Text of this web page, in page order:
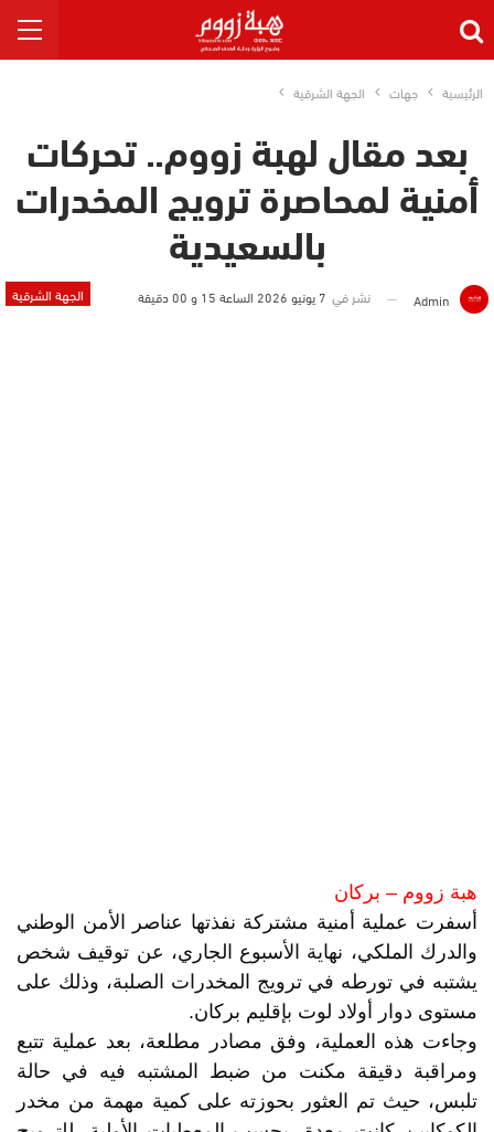
الرئيسية جهات الجهة الشرقية
بعد مقال لهبة زووم.. تحركات
أمنية لمحاصرة ترويج المخدرات
بالسعيدية
الجهة الشرقية Admin نشر في 7 يونيو 2026 الساعة 15 و 00 دقيقة
هبة زووم – بركان
أسفرت عملية أمنية مشتركة نفذتها عناصر الأمن الوطني
والدرك الملكي، نهاية الأسبوع الجاري، عن توقيف شخص
يشتبه في تورطه في ترويج المخدرات الصلبة، وذلك على
مستوى دوار أولاد لوت بإقليم بركان.
وجاءت هذه العملية، وفق مصادر مطلعة، بعد عملية تتبع
ومراقبة دقيقة مكنت من ضبط المشتبه فيه في حالة
تلبس، حيث تم العثور بحوزته على كمية مهمة من مخدر